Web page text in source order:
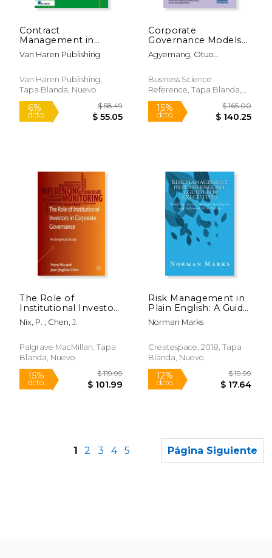
12% 15%
Contract
Management in
Project Management
and Service
Cats Rvm(r)
Methodology (en
Van Haren Publishing
Van Haren Publishing,
Tapa Blanda, Nuevo
Corporate
Governance Models
and Applications in
Developing
Inglés)
Agyemang, Otuo
Abraham ; Agyei-Mensah,
Ben Kwame
Business Science
Reference, Tapa Blanda,
Nuevo
The Role of
Institutional Investors
in Corporate
Governance: An
Inglés)
Nix, P. ; Chen, J.
Palgrave MacMillan, Tapa
Blanda, Nuevo
Risk Management in
Plain English: A Guide
for Executives:
Enabling Success
and Informed Risk-
Taking (en Inglés)
Norman Marks
Createspace, 2018, Tapa
Blanda, Nuevo
1 2 3 4 5 Página Siguiente